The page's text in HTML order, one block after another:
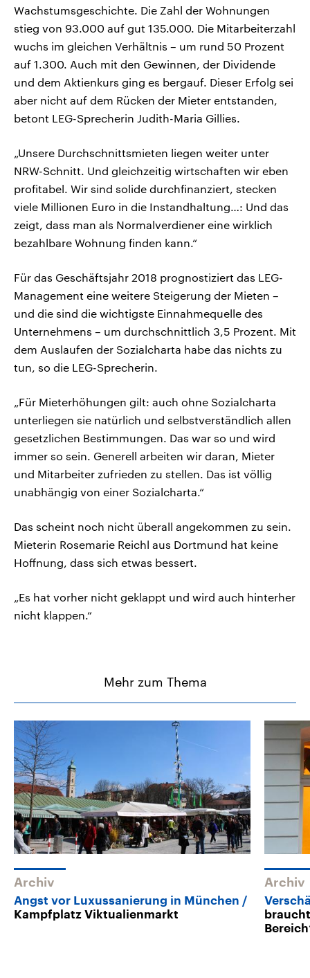
Wachstumsgeschichte. Die Zahl der Wohnungen
stieg von 93.000 auf gut 135.000. Die Mitarbeiterzahl
wuchs im gleichen Verhältnis – um rund 50 Prozent
auf 1.300. Auch mit den Gewinnen, der Dividende
und dem Aktienkurs ging es bergauf. Dieser Erfolg sei
aber nicht auf dem Rücken der Mieter entstanden,
betont LEG-Sprecherin Judith-Maria Gillies.
„Unsere Durchschnittsmieten liegen weiter unter
NRW-Schnitt. Und gleichzeitig wirtschaften wir eben
profitabel. Wir sind solide durchfinanziert, stecken
viele Millionen Euro in die Instandhaltung…: Und das
zeigt, dass man als Normalverdiener eine wirklich
bezahlbare Wohnung finden kann.“
Für das Geschäftsjahr 2018 prognostiziert das LEG-
Management eine weitere Steigerung der Mieten –
und die sind die wichtigste Einnahmequelle des
Unternehmens – um durchschnittlich 3,5 Prozent. Mit
dem Auslaufen der Sozialcharta habe das nichts zu
tun, so die LEG-Sprecherin.
„Für Mieterhöhungen gilt: auch ohne Sozialcharta
unterliegen sie natürlich und selbstverständlich allen
gesetzlichen Bestimmungen. Das war so und wird
immer so sein. Generell arbeiten wir daran, Mieter
und Mitarbeiter zufrieden zu stellen. Das ist völlig
unabhängig von einer Sozialcharta.“
Das scheint noch nicht überall angekommen zu sein.
Mieterin Rosemarie Reichl aus Dortmund hat keine
Hoffnung, dass sich etwas bessert.
„Es hat vorher nicht geklappt und wird auch hinterher
nicht klappen.“
Mehr zum Thema
Archiv
Angst vor Luxussanierung in München
Kampfplatz Viktualienmarkt
Archiv